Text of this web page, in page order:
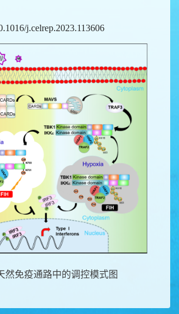
j.celrep.2023.113606
然免疫通路中的调控模式图